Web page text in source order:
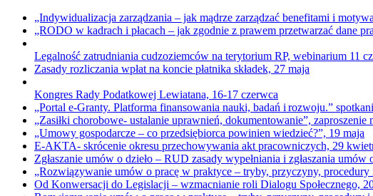
„Indywidualizacja zarządzania – jak mądrze zarządzać benefitami i
„RODO w kadrach i płacach – jak zgodnie z prawem przetwarzać dane
Legalność zatrudniania cudzoziemców na terytorium RP, webinarium 11
Zasady rozliczania wpłat na koncie płatnika składek, 27 maja
Kongres Rady Podatkowej Lewiatana, 16-17 czerwca
„Portal e-Granty. Platforma finansowania nauki, badań i rozwoju.”
„Zasiłki chorobowe- ustalanie uprawnień, dokumentowanie”,
„Umowy gospodarcze – co przedsiębiorca powinien wiedzieć?”, 19 maja
E-AKTA- skrócenie okresu przechowywania akt pracowniczych, 29
Zgłaszanie umów o dzieło – RUD zasady wypełniania i zgłaszania
„Rozwiązywanie umów o pracę w praktyce – tryby, przyczyny,
Od Konwersacji do Legislacji – wzmacnianie roli Dialogu Społecznego,